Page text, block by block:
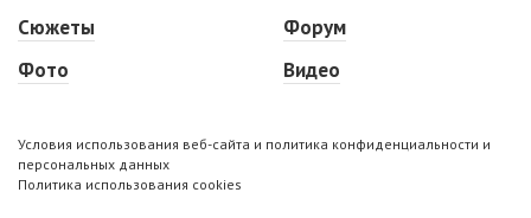
Сюжеты
Фото
Форум
Видео
Условия использования веб-сайта и политика конфиденциальности и
персональных данных
Политика использования cookies